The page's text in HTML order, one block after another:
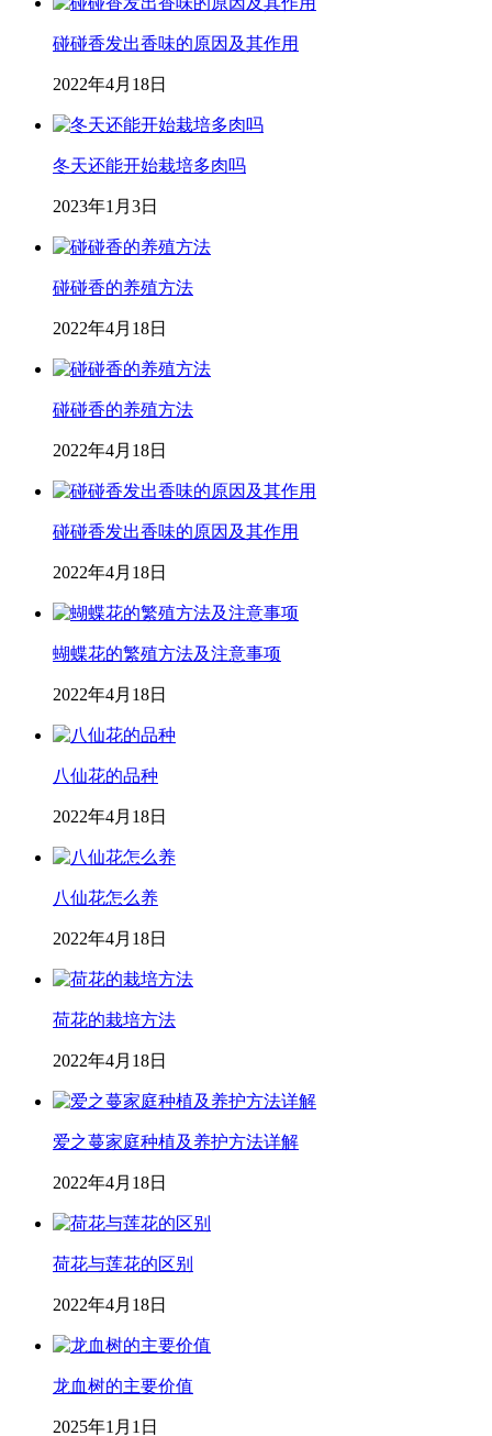
碰碰香发出香味的原因及其作用
2022年4月18日
冬天还能开始栽培多肉吗
2023年1月3日
碰碰香的养殖方法
2022年4月18日
碰碰香的养殖方法
2022年4月18日
碰碰香发出香味的原因及其作用
2022年4月18日
蝴蝶花的繁殖方法及注意事项
2022年4月18日
八仙花的品种
2022年4月18日
八仙花怎么养
2022年4月18日
荷花的栽培方法
2022年4月18日
爱之蔓家庭种植及养护方法详解
2022年4月18日
荷花与莲花的区别
2022年4月18日
龙血树的主要价值
2025年1月1日